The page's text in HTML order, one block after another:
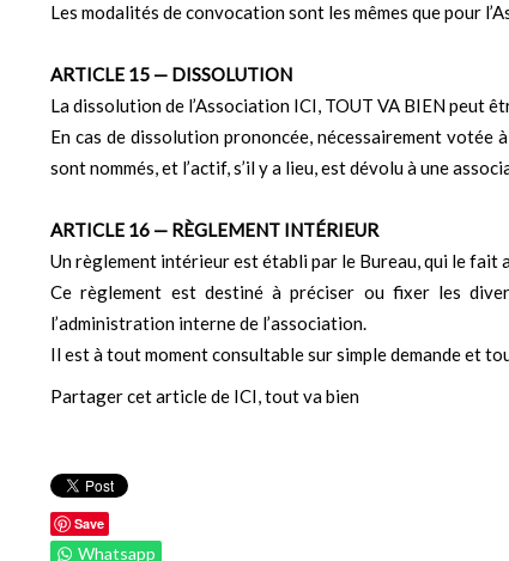
Les modalités de convocation sont les mêmes que pour
ARTICLE 15 — DISSOLUTION
La dissolution de l’Association ICI, TOUT VA BIEN peut
En cas de dissolution prononcée, nécessairement
sont nommés, et l’actif, s’il y a lieu, est dévolu à une
ARTICLE 16 — RÈGLEMENT INTÉRIEUR
Un règlement intérieur est établi par le Bureau, qui le fait
Ce règlement est destiné à préciser ou fixer les
l’administration interne de l’association.
Il est à tout moment consultable sur simple demande et
Partager cet article de ICI, tout va bien
Save
Whatsapp